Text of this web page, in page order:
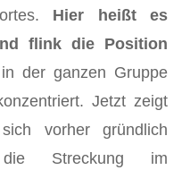
Hier heißt es
flink die Position
der ganzen Gruppe
Jetzt zeigt
vorher gründlich
die Streckung im